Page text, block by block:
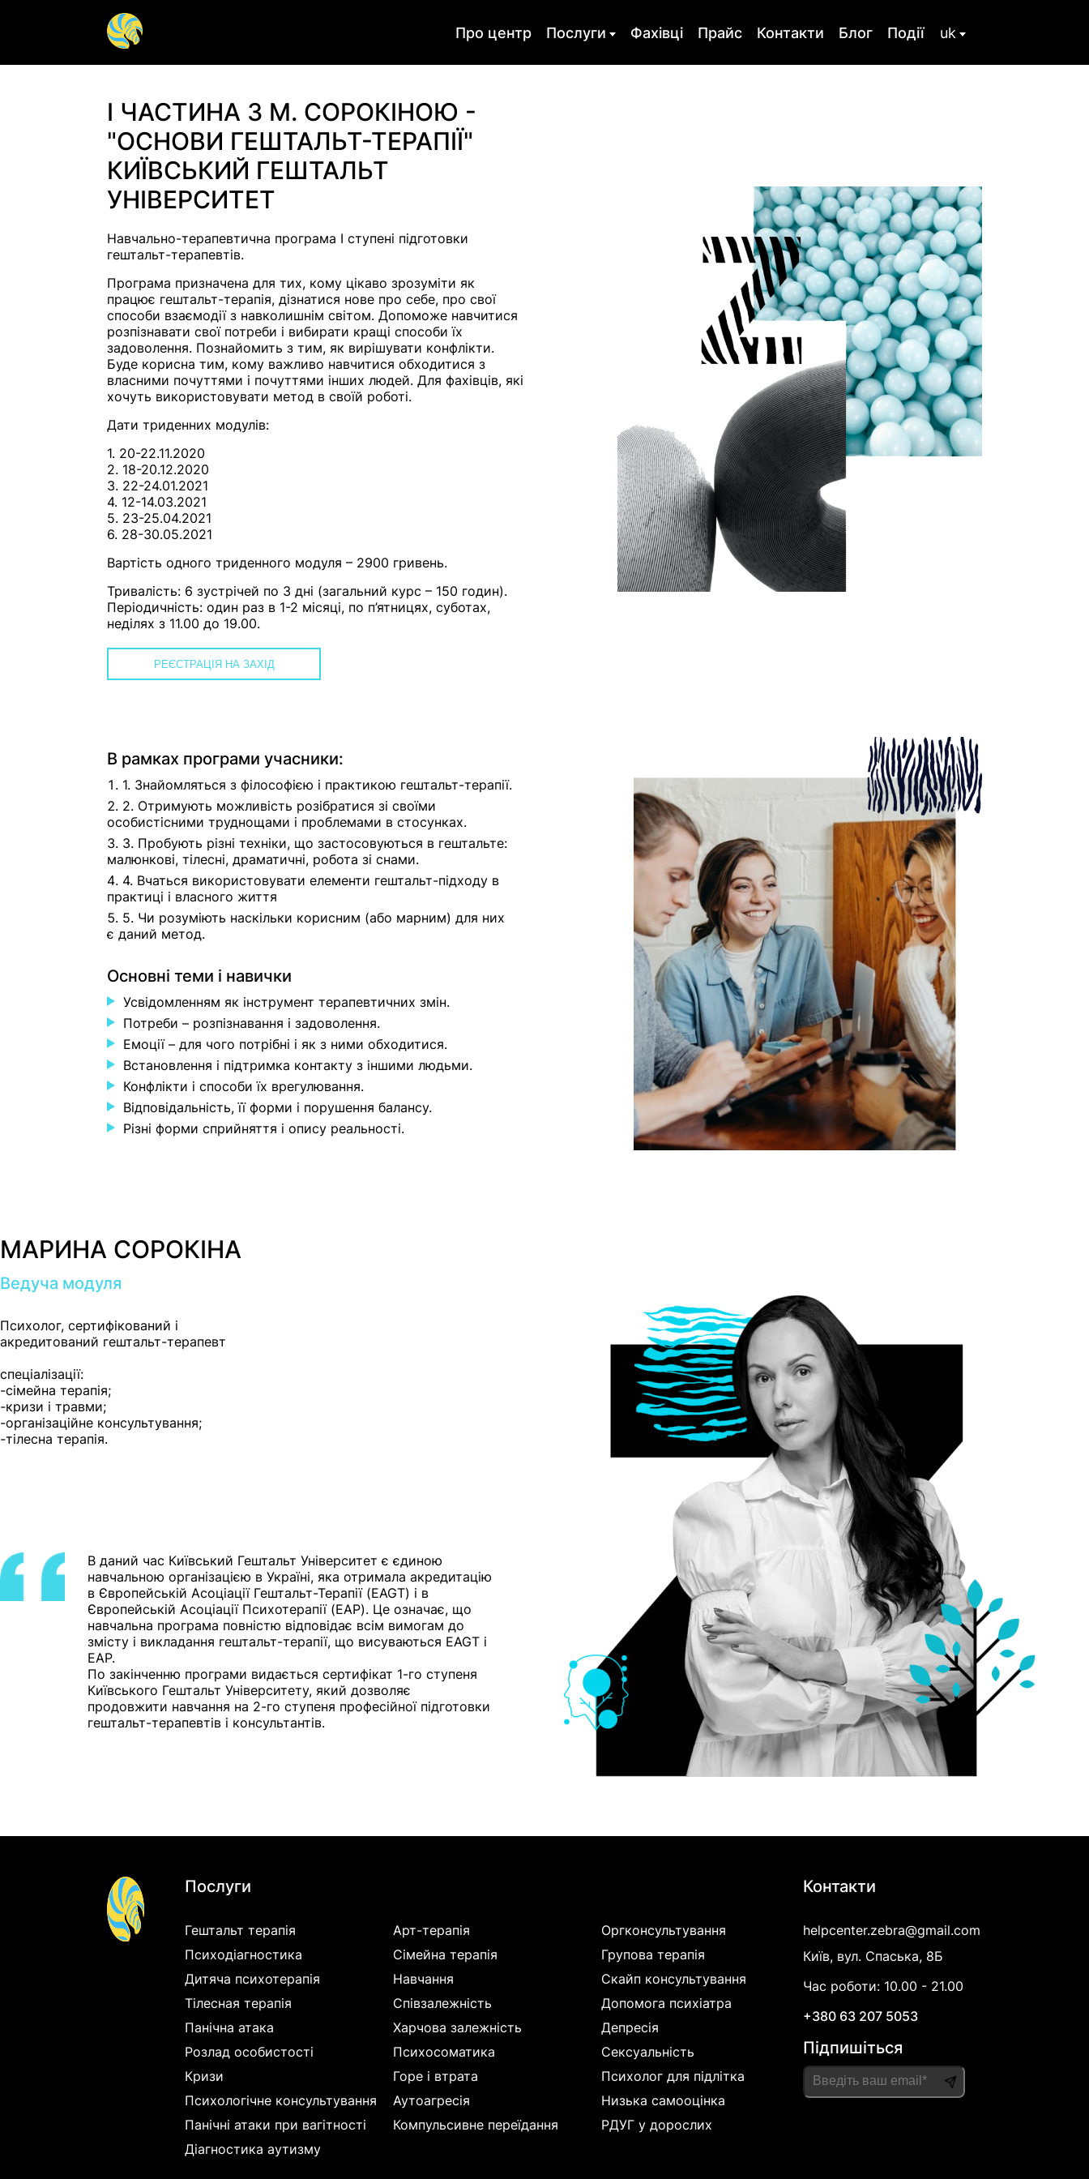
Про центр Послуги
Гештальт терапія Арт-терапія
Групова терапія
Дитяча психотерапія Навчання
Допомога психіатра
Панічна атака
Психосоматика
Співзалежність
Психотерапія
Психолог для підлітка
Психологічне
консультування
Психологічна травма,
психотерапія при
психотравмі
Посттравматичний
стресовий розлад
Діагностика аутизму у
дорослих
РДУГ у дорослих
Фахівці Прайс Контакти Блог Події uk
I ЧАСТИНА З М. СОРОКІНОЮ -
"ОСНОВИ ГЕШТАЛЬТ-ТЕРАПІЇ"
КИЇВСЬКИЙ ГЕШТАЛЬТ
УНІВЕРСИТЕТ
Навчально-терапевтична програма I ступені підготовки
гештальт-терапевтів.
Програма призначена для тих, кому цікаво зрозуміти як
працює гештальт-терапія, дізнатися нове про себе, про свої
способи взаємодії з навколишнім світом. Допоможе навчитися
розпізнавати свої потреби і вибирати кращі способи їх
задоволення. Познайомить з тим, як вирішувати конфлікти.
Буде корисна тим, кому важливо навчитися обходитися з
власними почуттями і почуттями інших людей. Для фахівців, які
хочуть використовувати метод в своїй роботі.
Дати триденних модулів:
1. 20-22.11.2020
2. 18-20.12.2020
3. 22-24.01.2021
4. 12-14.03.2021
5. 23-25.04.2021
6. 28-30.05.2021
Вартість одного триденного модуля – 2900 гривень.
Тривалість: 6 зустрічей по 3 дні (загальний курс – 150 годин).
Періодичність: один раз в 1-2 місяці, по п’ятницях, суботах,
неділях з 11.00 до 19.00.
РЕЄСТРАЦІЯ НА ЗАХІД
В рамках програми учасники:
1. Знайомляться з філософією і практикою гештальт-терапії.
2. Отримують можливість розібратися зі своїми
особистісними труднощами і проблемами в стосунках.
3. Пробують різні техніки, що застосовуються в гештальте:
малюнкові, тілесні, драматичні, робота зі снами.
4. Вчаться використовувати елементи гештальт-підходу в
практиці і власного життя
5. Чи розуміють наскільки корисним (або марним) для них
є даний метод.
Основні теми і навички
Усвідомленням як інструмент терапевтичних змін.
Потреби – розпізнавання і задоволення.
Емоції – для чого потрібні і як з ними обходитися.
Встановлення і підтримка контакту з іншими людьми.
Конфлікти і способи їх врегулювання.
Відповідальність, її форми і порушення балансу.
Різні форми сприйняття і опису реальності.
МАРИНА СОРОКІНА
Ведуча модуля
Психолог, сертифікований і
акредитований гештальт-терапевт
спеціалізації:
-сімейна терапія;
-кризи і травми;
-організаційне консультування;
-тілесна терапія.
В даний час Київський Гештальт Університет є єдиною
навчальною організацією в Україні, яка отримала акредитацію
в Європейській Асоціації Гештальт-Терапії (EAGT) і в
Європейській Асоціації Психотерапії (EAP). Це означає, що
навчальна програма повністю відповідає всім вимогам до
змісту і викладання гештальт-терапії, що висуваються EAGT і
EAP.
По закінченню програми видається сертифікат 1-го ступеня
Київського Гештальт Університету, який дозволяє
продовжити навчання на 2-го ступеня професійної підготовки
гештальт-терапевтів і консультантів.
Послуги
Гештальт терапія Арт-терапія
Оргконсультування
Психодіагностика
Сімейна терапія
Групова терапія
Дитяча психотерапія
Навчання
Скайп консультування
Тілесная терапія
Співзалежність
Допомога психіатра
Панічна атака
Харчова залежність
Депресія
Розлад особистості
Психосоматика
Сексуальність
Кризи
Горе і втрата
Психолог для підлітка
Психологічне консультування
Аутоагресія
Низька самооцінка
Панічні атаки при вагітності
Компульсивне переїдання
РДУГ у дорослих
Діагностика аутизму
Контакти
helpcenter.zebra@gmail.com
Київ, вул. Спаська, 8Б
Час роботи: 10.00 - 21.00
+380 63 207 5053
Підпишіться